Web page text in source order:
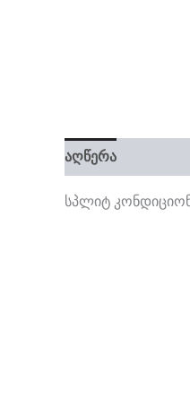
აღწერა
სპლიტ